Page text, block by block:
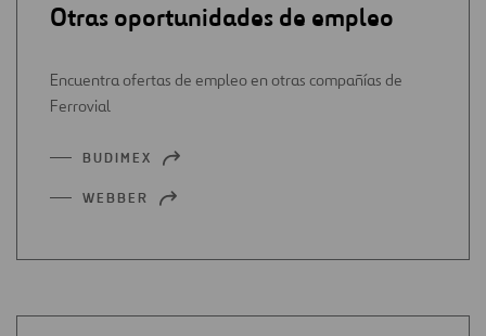
Otras oportunidades de empleo
Encuentra ofertas de empleo en otras compañías de
Ferrovial
BUDIMEX
ABRIR
UNA
WEBBER
ABRIR
NUEVA